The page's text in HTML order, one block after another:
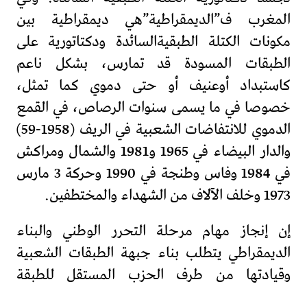
المغرب ف”الديمقراطية”هي ديمقراطية بين
مكونات الكتلة الطبقيةالسائدة ودكتاتورية على
الطبقات المسودة قد تمارس، بشكل ناعم
كاستبداد أوعنيف أو حتى دموي كما تمثل،
خصوصا في ما يسمى سنوات الرصاص، في القمع
الدموي للانتفاضات الشعبية في الريف (1958-59)
والدار البيضاء في 1965 و1981 والشمال ومراكش
في 1984 وفاس وطنجة في 1990 وحركة 3 مارس
1973 وخلف الآلاف من الشهداء والمختطفين.
إن إنجاز مهام مرحلة التحرر الوطني والبناء
الديمقراطي يتطلب بناء جبهة الطبقات الشعبية
وقيادتها من طرف الحزب المستقل للطبقة